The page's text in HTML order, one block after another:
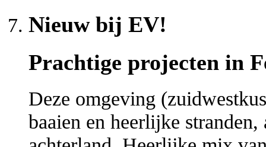
Nieuw bij EV!
Prachtige projecten in
Deze omgeving
baaien en heerlijke